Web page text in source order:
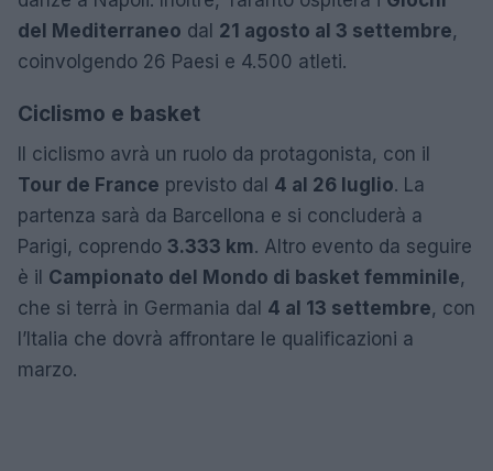
del Mediterraneo dal 21 agosto al 3 settembre,
coinvolgendo 26 Paesi e 4.500 atleti.
Ciclismo e basket
Il ciclismo avrà un ruolo da protagonista, con il
Tour de France previsto dal 4 al 26 luglio. La
partenza sarà da Barcellona e si concluderà a
Parigi, coprendo 3.333 km. Altro evento da seguire
è il Campionato del Mondo di basket femminile,
che si terrà in Germania dal 4 al 13 settembre, con
l’Italia che dovrà affrontare le qualificazioni a
marzo.